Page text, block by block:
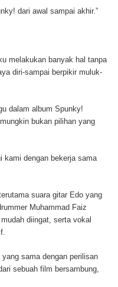
dari awal sampai akhir.”
melakukan banyak hal tanpa
diri-sampai berpikir muluk-
dalam album Spunky!
bukan pilihan yang
kami dengan bekerja sama
suara gitar Edo yang
Muhammad Faiz
diingat, serta vokal
sama dengan perilisan
sebuah film bersambung,